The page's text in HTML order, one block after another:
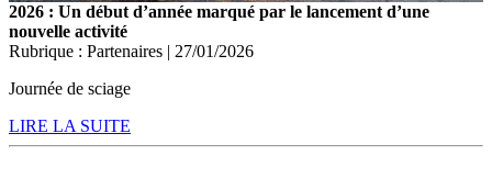
2026 : Un début d’année marqué par le lancement d’une
nouvelle activité
Rubrique : Partenaires | 27/01/2026
Journée de sciage
LIRE LA SUITE